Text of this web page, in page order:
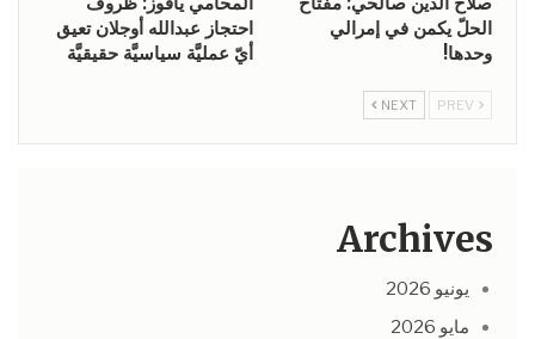
الحلّ يكمن في إمرالي
وحدها!
احتجاز عبدالله أوجلان تعيق
أيّ عمليَّة سياسيَّة حقيقيَّة
NEXT
Archives
يونيو 2026
مايو 2026